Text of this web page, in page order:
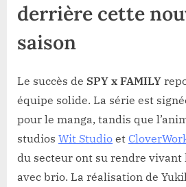
derrière cette
saison
Le succès de SPY x FAMILY
équipe solide. La série est
pour le manga, tandis que
studios Wit Studio et
du secteur ont su rendre vivant
avec brio. La réalisation de